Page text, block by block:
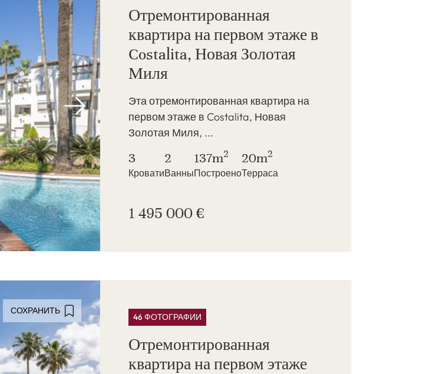
Отремонтированная
квартира на первом этаже в
Costalita, Новая Золотая
Миля
Эта отремонтированная квартира на
первом этаже в Costalita, Новая
Золотая Миля, ...
3
Кровати
2
Ванны
137m2
Построено
20m2
Терраса
1 495 000 €
СОХРАНИТЬ
46 ФОТОГРАФИИ
Отремонтированная
квартира на первом этаже